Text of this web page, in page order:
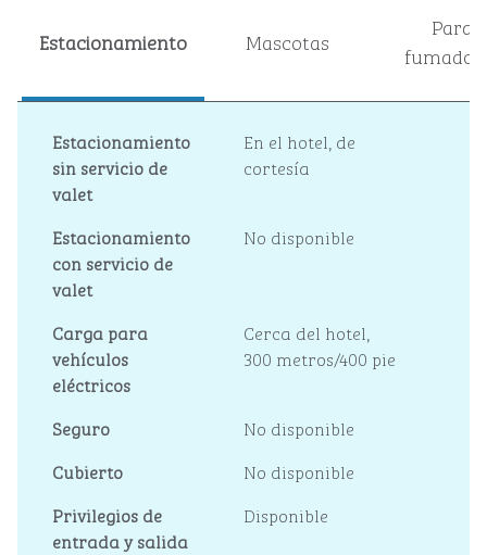
Estacionamiento Mascotas
Para
Estacionamiento
sin servicio de
valet
En el hotel, de
cortesía
Estacionamiento
con servicio de
valet
No disponible
Carga para
vehículos
eléctricos
Cerca del hotel,
300 metros/400 pie
Seguro
No disponible
Cubierto
No disponible
Privilegios de
entrada y salida
Disponible